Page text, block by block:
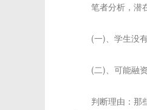
笔者分析，潜
(一)、学生没有
(二)、可能融资
判断理由：那些